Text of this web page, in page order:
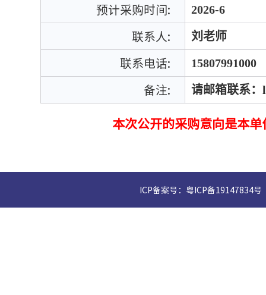
预计采购时间: 2026-6
联系人: 刘老师
联系电话: 15807991000
备注: 请邮箱联系：
本次公开的采购意向是本
ICP备案号：粤ICP备19147834号